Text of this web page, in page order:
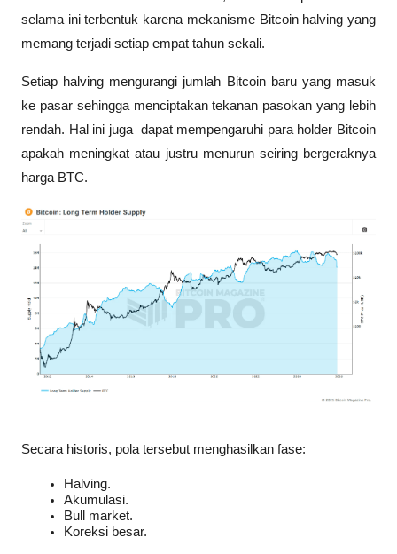
selama ini terbentuk karena mekanisme Bitcoin halving yang
memang terjadi setiap empat tahun sekali.
Setiap halving mengurangi jumlah Bitcoin baru yang masuk
ke pasar sehingga menciptakan tekanan pasokan yang lebih
rendah. Hal ini juga  dapat mempengaruhi para holder Bitcoin
apakah meningkat atau justru menurun seiring bergeraknya
harga BTC.
Secara historis, pola tersebut menghasilkan fase:
Halving.
Akumulasi.
Bull market.
Koreksi besar.